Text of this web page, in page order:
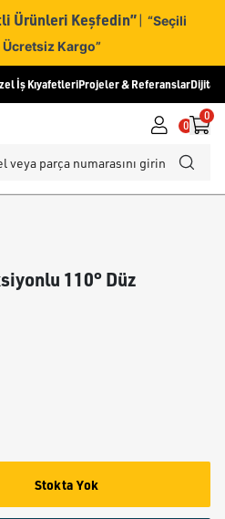
Ürünleri Keşfedin” | “Seçili
Kargo”
İş KıyafetleriProjeler & ReferanslarDijital
0
0
110° Düz
Stokta Yok